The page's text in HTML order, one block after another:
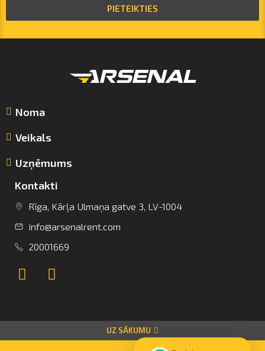
info@arsenalrent.com
+37120001669
PIETEIKTIES
Noma
Veikals
Uzņēmums
Kontakti
Rīga, Kārļa Ulmaņa gatve 3, LV-1004
info@arsenalrent.com
20001669
UZ SĀKUMU